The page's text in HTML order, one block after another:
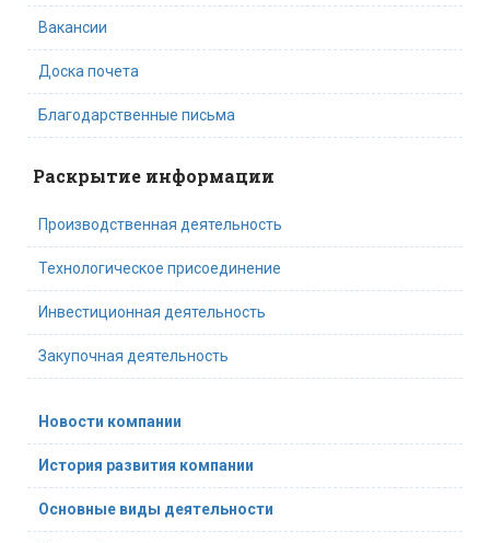
Вакансии
Доска почета
Благодарственные письма
Раскрытие информации
Производственная деятельность
Технологическое присоединение
Инвестиционная деятельность
Закупочная деятельность
Новости компании
История развития компании
Основные виды деятельности